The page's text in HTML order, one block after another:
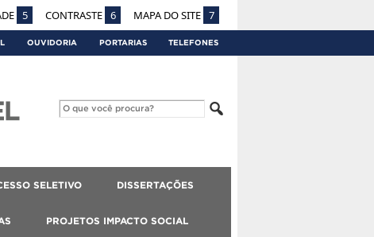
5 CONTRASTE 6 MAPA DO SITE 7
OUVIDORIA PORTARIAS TELEFONES
SELETIVO DISSERTAÇÕES
PROJETOS IMPACTO SOCIAL